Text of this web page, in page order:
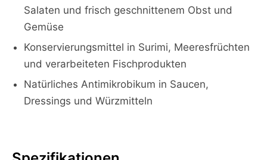
Salaten und frisch geschnittenem Obst und
Gemüse
Konservierungsmittel in Surimi, Meeresfrüchten
und verarbeiteten Fischprodukten
Natürliches Antimikrobikum in Saucen,
Dressings und Würzmitteln